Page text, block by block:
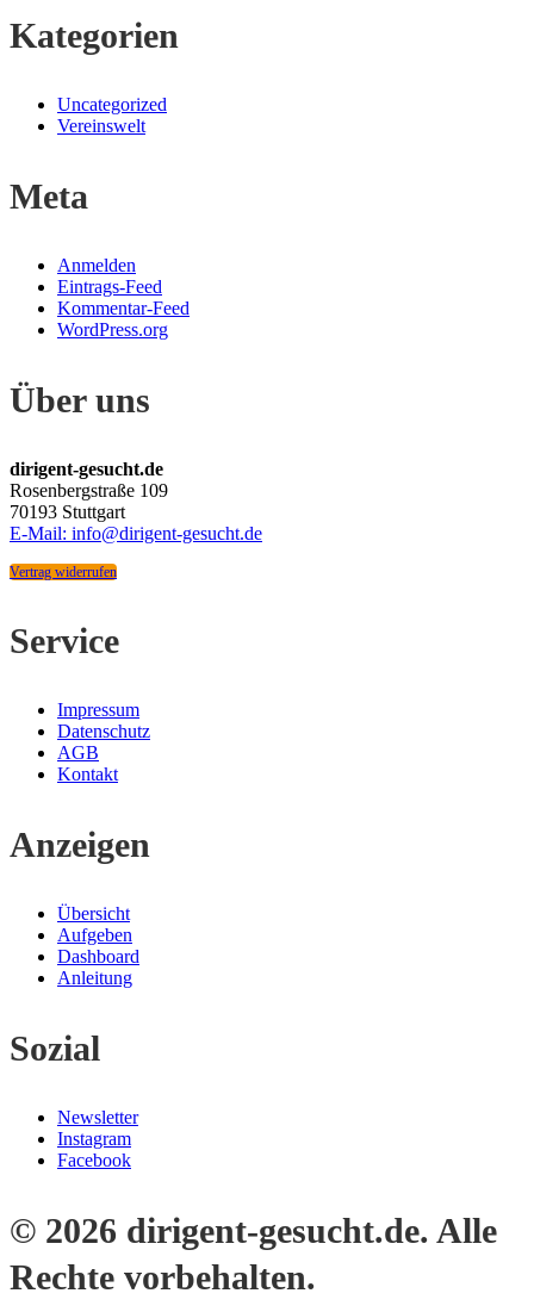
Kategorien
Uncategorized
Vereinswelt
Meta
Anmelden
Eintrags-Feed
Kommentar-Feed
WordPress.org
Über uns
dirigent-gesucht.de
Rosenbergstraße 109
70193 Stuttgart
E-Mail: info@dirigent-gesucht.de
Vertrag widerrufen
Service
Impressum
Datenschutz
AGB
Kontakt
Anzeigen
Übersicht
Aufgeben
Dashboard
Anleitung
Sozial
Newsletter
Instagram
Facebook
© 2026 dirigent-gesucht.de. Alle
Rechte vorbehalten.